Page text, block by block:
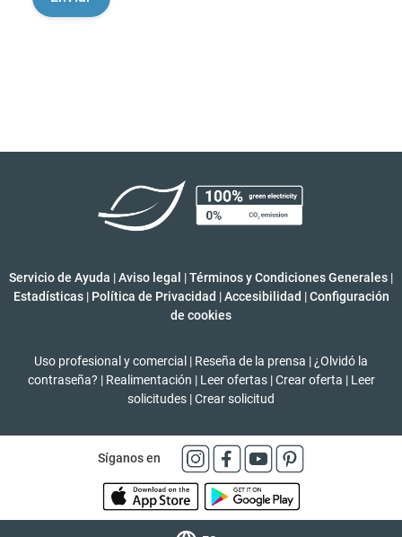
Servicio de Ayuda |Aviso legal |Términos y Condiciones Generales |
Estadísticas | Política de Privacidad | Accesibilidad | Configuración
de cookies
Uso profesional y comercial | Reseña de la prensa | ¿Olvidó la
contraseña? | Realimentación | Leer ofertas | Crear oferta | Leer
solicitudes |Crear solicitud
Síganos en